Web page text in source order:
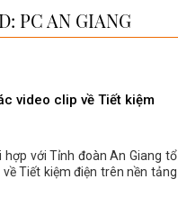
PC AN GIANG
video clip về Tiết kiệm
hợp với Tỉnh đoàn An Giang tổ
Tiết kiệm điện trên nền tảng